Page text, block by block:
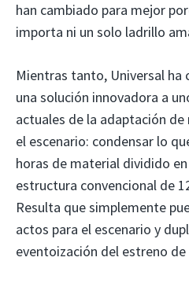
han cambiado para mejor
importa ni un solo ladrillo
Mientras tanto, Universal
una solución innovadora a
actuales de la adaptación
el escenario: condensar lo
horas de material dividido
estructura convencional de
Resulta que simplemente
actos para el escenario y
eventoización del estreno de